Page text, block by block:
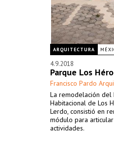
ARQUITECTURA
4.9.2018
Parque Los
Francisco Pardo
La remodelación del
Habitacional de Los
Lerdo, consistió en
módulo para
actividades.